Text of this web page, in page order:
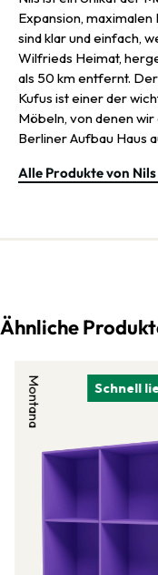
Expansion,
sind klar und einfach,
Wilfrieds Heimat,
als 50 km entfernt.
Kufus ist einer der
Möbeln, von denen
Berliner Aufbau Haus
Alle Produkte von
Ähnliche
Schnell
Montana